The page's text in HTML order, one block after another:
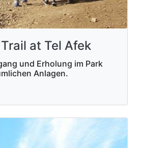
at Tel Afek
und Erholung im Park
Anlagen.